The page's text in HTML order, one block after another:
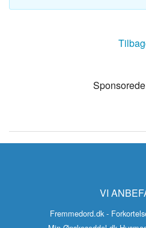
VI
Fremmedord.dk -